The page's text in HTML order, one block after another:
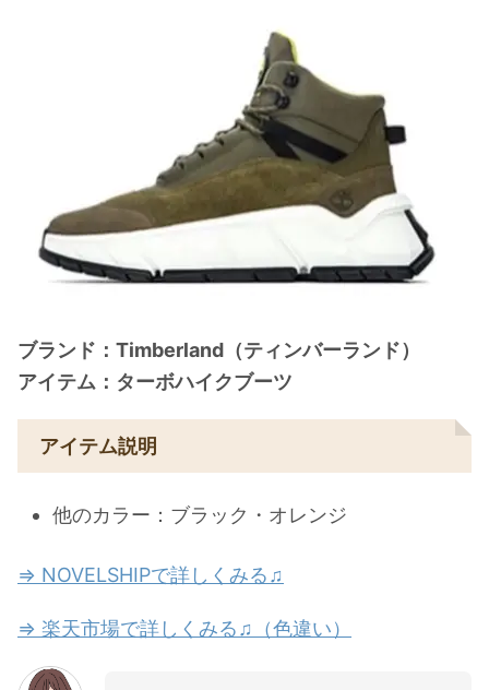
ブランド：Timberland（ティンバーランド）
アイテム：ターボハイクブーツ
アイテム説明
他のカラー：ブラック・オレンジ
⇒ NOVELSHIPで詳しくみる♫
⇒ 楽天市場で詳しくみる♫（色違い）